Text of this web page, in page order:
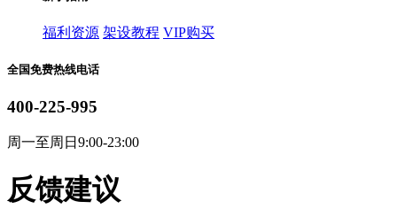
福利资源 架设教程 VIP购买
全国免费热线电话
400-225-995
周一至周日9:00-23:00
反馈建议